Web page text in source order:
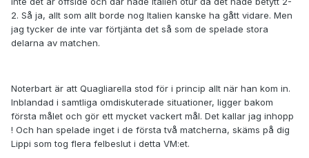
2. Så ja, allt som allt borde nog Italien kanske ha gått vidare. Men
jag tycker de inte var förtjänta det så som de spelade stora
delarna av matchen.
Noterbart är att Quagliarella stod för i princip allt när han kom in.
Inblandad i samtliga omdiskuterade situationer, ligger bakom
första målet och gör ett mycket vackert mål. Det kallar jag inhopp
! Och han spelade inget i de första två matcherna, skäms på dig
Lippi som tog flera felbeslut i detta VM:et.